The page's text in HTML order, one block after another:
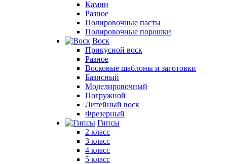
Камни
Разное
Полировочные пасты
Полировочные порошки
Воск
Прикусной воск
Разное
Восковые шаблоны и заготовки
Базисный
Моделировочный
Погружной
Литейный воск
Фрезерный
Гипсы
2 класс
3 класс
4 класс
5 класс